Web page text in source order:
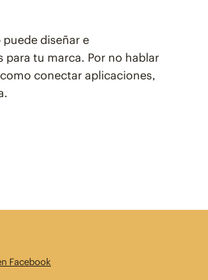
diseñar e
para tu marca. Por no hablar
conectar aplicaciones,
Facebook